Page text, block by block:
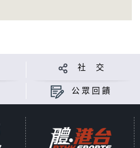
社 交
公眾回饋